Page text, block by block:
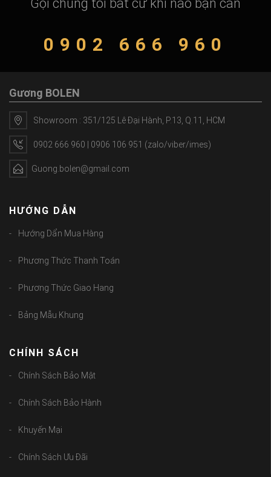
Gọi chúng tôi bất cứ khi nào bạn cần
0902 666 960
Gương BOLEN
Showroom : 351/125 Lê Đại Hành, P.13, Q.11, HCM
0902 666 960 | 0906 106 951 (zalo/viber/imes)
Guong.bolen@gmail.com
HƯỚNG DẪN
Hướng Dẩn Mua Hàng
Phương Thức Thanh Toán
Phương Thức Giao Hang
Bảng Mẫu Khung
CHÍNH SÁCH
Chính Sách Bảo Mật
Chính Sách Bảo Hành
Khuyến Mại
Chính Sách Ưu Đãi